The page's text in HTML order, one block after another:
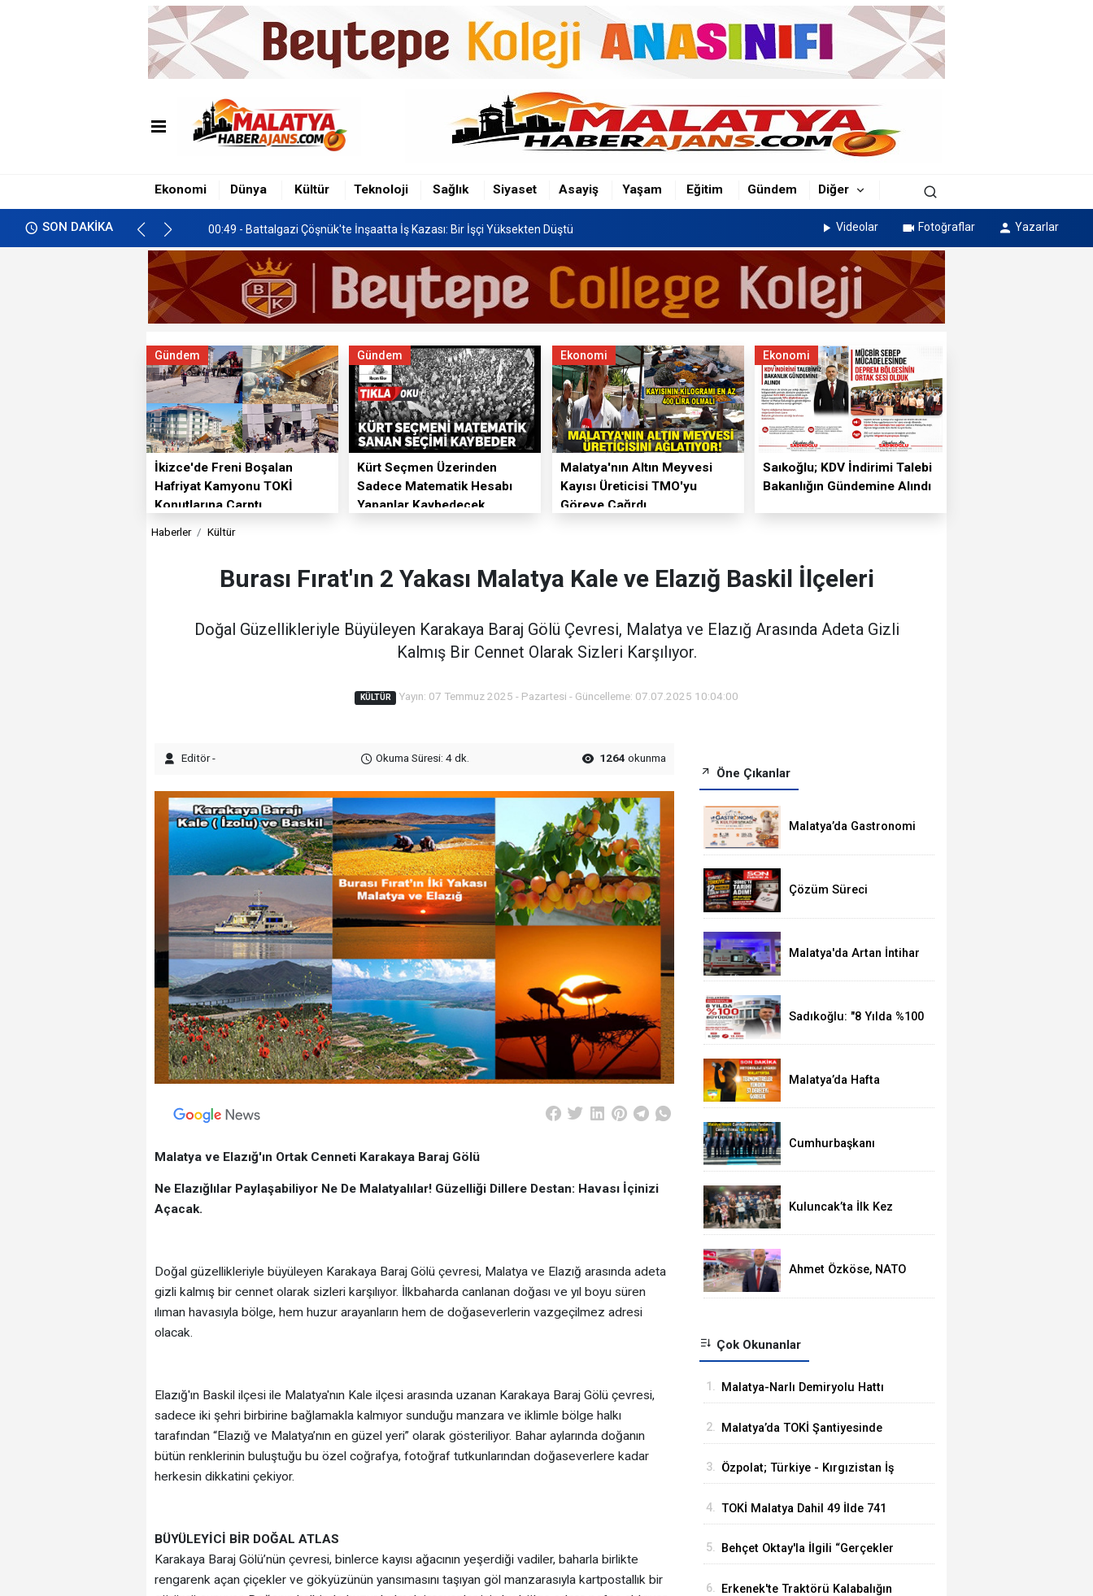
Ekonomi Dünya Kültür Teknoloji Sağlık Siyaset Asayiş Yaşam Eğitim Gündem Diğer
SON DAKİKA
00:49 - Battalgazi Çöşnük'te İnşaatta İş Kazası: Bir İşçi Yüksekten Düştü
01:00 - İkizce'de Freni Boşalan Hafriyat Kamyonu TOKİ Konutlarına Çarptı
00:49 - Battalgazi Çöşnük'te İnşaatta İş Kazası: Bir İşçi Yüksekten Düştü
01:00 - İkizce'de Freni Boşalan Hafriyat Kamyonu TOKİ Konutlarına Çarptı Videolar Fotoğraflar Yazarlar
Gündem
İkizce'de Freni Boşalan
Hafriyat Kamyonu TOKİ
Konutlarına Çarptı
Gündem
Kürt Seçmen Üzerinden
Sadece Matematik Hesabı
Yapanlar Kaybedecek
Ekonomi
Malatya'nın Altın Meyvesi
Kayısı Üreticisi TMO'yu
Göreve Çağrdı
Ekonomi
Saıkoğlu; KDV İndirimi Talebi
Bakanlığın Gündemine Alındı
Haberler Kültür
Burası Fırat'ın 2 Yakası Malatya Kale ve Elazığ Baskil İlçeleri
Doğal Güzellikleriyle Büyüleyen Karakaya Baraj Gölü Çevresi, Malatya ve Elazığ Arasında Adeta Gizli
Kalmış Bir Cennet Olarak Sizleri Karşılıyor.
KÜLTÜR Yayın: 07 Temmuz 2025 - Pazartesi - Güncelleme: 07.07.2025 10:04:00
Editör - Okuma Süresi: 4 dk. 1264 okunma
Malatya ve Elazığ'ın Ortak Cenneti Karakaya Baraj Gölü
Ne Elazığlılar Paylaşabiliyor Ne De Malatyalılar! Güzelliği Dillere Destan: Havası İçinizi
Açacak.
Doğal güzellikleriyle büyüleyen Karakaya Baraj Gölü çevresi, Malatya ve Elazığ arasında adeta
gizli kalmış bir cennet olarak sizleri karşılıyor. İlkbaharda canlanan doğası ve yıl boyu süren
ılıman havasıyla bölge, hem huzur arayanların hem de doğaseverlerin vazgeçilmez adresi
olacak.
Elazığ'ın Baskil ilçesi ile Malatya'nın Kale ilçesi arasında uzanan Karakaya Baraj Gölü çevresi,
sadece iki şehri birbirine bağlamakla kalmıyor sunduğu manzara ve iklimle bölge halkı
tarafından “Elazığ ve Malatya’nın en güzel yeri” olarak gösteriliyor. Bahar aylarında doğanın
bütün renklerinin buluştuğu bu özel coğrafya, fotoğraf tutkunlarından doğaseverlere kadar
herkesin dikkatini çekiyor.
BÜYÜLEYİCİ BİR DOĞAL ATLAS
Karakaya Baraj Gölü’nün çevresi, binlerce kayısı ağacının yeşerdiği vadiler, baharla birlikte
rengarenk açan çiçekler ve gökyüzünün yansımasını taşıyan göl manzarasıyla kartpostallık bir
Öne Çıkanlar
Malatya’da Gastronomi
Ağustos'ta Yapılacak
Çözüm Süreci
Tam Metni TBMM'ye
Malatya'da Artan İntihar
Daha Eklendi
Sadıkoğlu: "8 Yılda %100
Güveni Gösteriyor
Malatya’da Hafta
Termometreler 37
Cumhurbaşkanı
Yılmaz, Malatya Heyetini
Kuluncak’ta İlk Kez
Festivali Sona Erdi
Ahmet Özköse, NATO
Türkiye'nin Gücünü
Çok Okunanlar
1. Malatya-Narlı Demiryolu Hattı
2. Malatya’da TOKİ Şantiyesinde
3. Özpolat; Türkiye - Kırgızistan İş
Olacaktır
4. TOKİ Malatya Dahil 49 İlde 741
5. Behçet Oktay'la İlgili “Gerçekler
6. Erkenek'te Traktörü Kalabalığın